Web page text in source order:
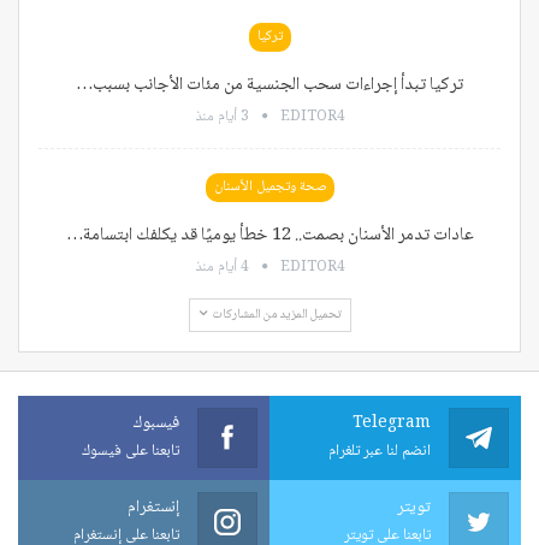
تركيا
تركيا تبدأ إجراءات سحب الجنسية من مئات الأجانب بسبب…
EDITOR4 3 أيام منذ
صحة وتجميل الأسنان
عادات تدمر الأسنان بصمت.. 12 خطأ يوميًا قد يكلفك ابتسامة…
EDITOR4 4 أيام منذ
تحميل المزيد من المشاركات
Telegram
انضم لنا عبر تلغرام
فيسبوك
تابعنا على فيسوك
تويتر
تابعنا على تويتر
إنستغرام
تابعنا على إنستغرام